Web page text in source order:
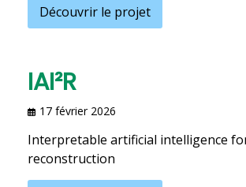
Découvrir le projet
IAI²R
17 février 2026
Interpretable artificial intelligence
reconstruction